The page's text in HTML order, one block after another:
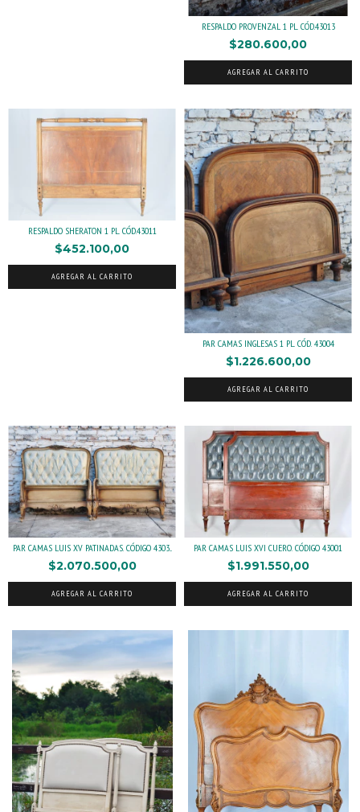
RESPALDO PROVENZAL 1 PL. CÓD.43013
$280.600,00
AGREGAR AL CARRITO
RESPALDO SHERATON 1 PL. CÓD.43011
$452.100,00
AGREGAR AL CARRITO
PAR CAMAS INGLESAS 1 PL. CÓD. 43004
$1.226.600,00
AGREGAR AL CARRITO
PAR CAMAS LUIS XV PATINADAS. CÓDIGO 4303...
$2.070.500,00
AGREGAR AL CARRITO
PAR CAMAS LUIS XVI CUERO. CÓDIGO 43001
$1.991.550,00
AGREGAR AL CARRITO